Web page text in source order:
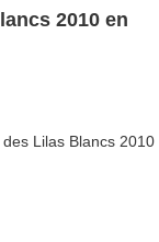
2010 en